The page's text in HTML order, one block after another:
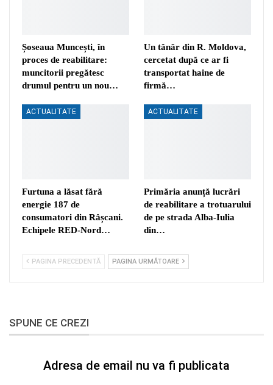
Șoseaua Muncești, în
proces de reabilitare:
muncitorii pregătesc
drumul pentru un nou…
Un tânăr din R. Moldova,
cercetat după ce ar fi
transportat haine de
firmă…
ACTUALITATE
Furtuna a lăsat fără
energie 187 de
consumatori din Râșcani.
Echipele RED-Nord…
ACTUALITATE
Primăria anunță lucrări
de reabilitare a trotuarului
de pe strada Alba-Iulia
din…
PAGINA PRECEDENTĂ PAGINA URMĂTOARE
SPUNE CE CREZI
Adresa de email nu va fi publicata